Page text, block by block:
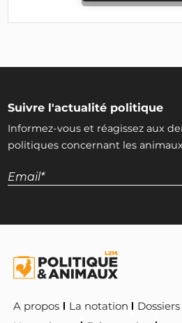
Suivre l'actualité politique
Informez-vous et réagissez aux
politiques concernant les
A propos La notation
Dossiers